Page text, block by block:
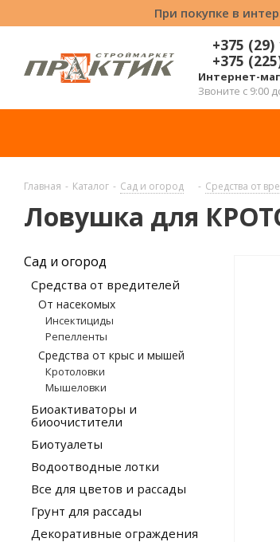
При покупке в
+375 (29)
+375
Интернет-
Звоните с 9:00
Главная - Каталог - Сад и огород - Средства от
Ловушка для
Сад и огород
Средства от вредителей
От насекомых
Инсектициды
Репелленты
Средства от крыс и мышей
Кротоловки
Мышеловки
Биоактиваторы и
биоочистители
Биотуалеты
Водоотводные лотки
Все для цветов и рассады
Грунт для рассады
Декоративные ограждения